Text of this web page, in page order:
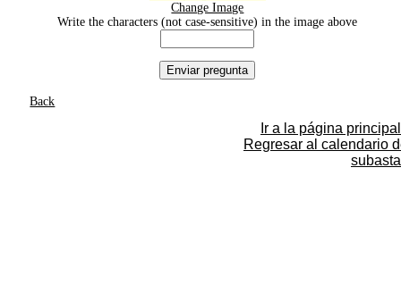
Change Image
Write the characters (not case-sensitive) in the image above
Back
Ir a la página principal
Regresar al calendario